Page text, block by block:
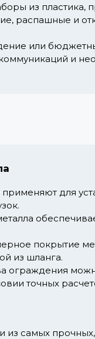
из
распашные и
или
и
для
покрытие
из шланга.
ограждения
точных
из самых